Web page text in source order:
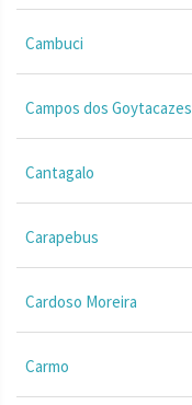
Cambuci
Campos dos Goytacazes
Cantagalo
Carapebus
Cardoso Moreira
Carmo